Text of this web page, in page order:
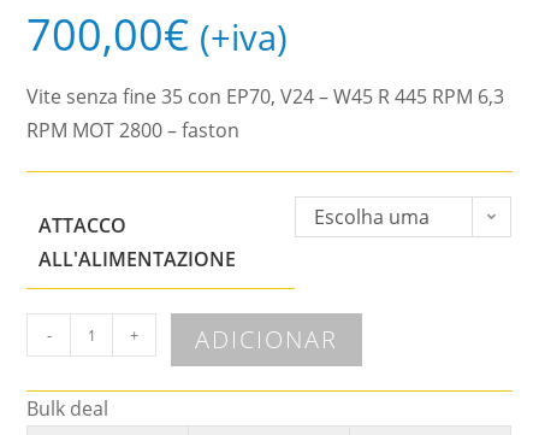
700,00€ (+iva)
Vite senza fine 35 con EP70, V24 – W45 R 445 RPM 6,3
RPM MOT 2800 – faston
ATTACCO
ALL'ALIMENTAZIONE
Escolha uma
- + ADICIONAR
Bulk deal